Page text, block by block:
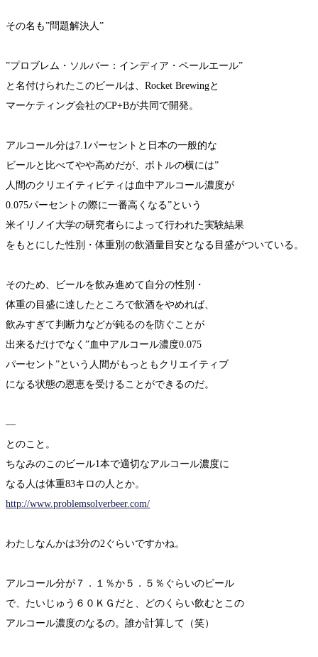
その名も”問題解決人”
”プロブレム・ソルバー：インディア・ペールエール”
と名付けられたこのビールは、Rocket Brewingと
マーケティング会社のCP+Bが共同で開発。
アルコール分は7.1パーセントと日本の一般的な
ビールと比べてやや高めだが、ボトルの横には”
人間のクリエイティビティは血中アルコール濃度が
0.075パーセントの際に一番高くなる”という
米イリノイ大学の研究者らによって行われた実験結果
をもとにした性別・体重別の飲酒量目安となる目盛がついている。
そのため、ビールを飲み進めて自分の性別・
体重の目盛に達したところで飲酒をやめれば、
飲みすぎて判断力などが鈍るのを防ぐことが
出来るだけでなく”血中アルコール濃度0.075
パーセント”という人間がもっともクリエイティブ
になる状態の恩恵を受けることができるのだ。
—
とのこと。
ちなみのこのビール1本で適切なアルコール濃度に
なる人は体重83キロの人とか。
http://www.problemsolverbeer.com/
わたしなんかは3分の2ぐらいですかね。
アルコール分が７．１％か５．５％ぐらいのビール
で、たいじゅう６０ＫＧだと、どのくらい飲むとこの
アルコール濃度のなるの。誰か計算して（笑）